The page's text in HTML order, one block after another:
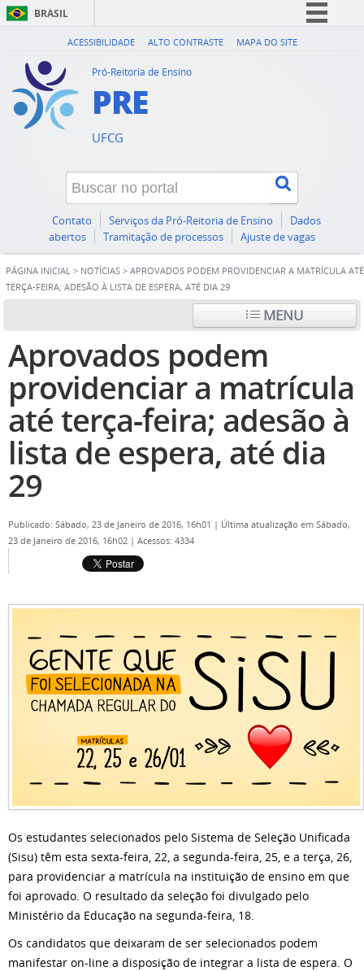
BRASIL
Simplifique!
Canais
ACESSIBILIDADE ALTO CONTRASTE MAPA DO SITE
Pró-Reitoria de Ensino
PRE
UFCG
Contato Serviços da Pró-Reitoria de Ensino
Dados
abertos
Tramitação de processos Ajuste de vagas
PÁGINA INICIAL > NOTÍCIAS > APROVADOS PODEM PROVIDENCIAR A MATRÍCULA ATÉ
TERÇA-FEIRA; ADESÃO À LISTA DE ESPERA, ATÉ DIA 29
MENU
Aprovados podem
providenciar a matrícula
até terça-feira; adesão à
lista de espera, até dia
29
Publicado: Sábado, 23 de Janeiro de 2016, 16h01 | Última atualização em Sábado,
23 de Janeiro de 2016, 16h02 | Acessos: 4334
Os estudantes selecionados pelo Sistema de Seleção Unificada
(Sisu) têm esta sexta-feira, 22, a segunda-feira, 25, e a terça, 26,
para providenciar a matrícula na instituição de ensino em que
foi aprovado. O resultado da seleção foi divulgado pelo
Ministério da Educação na segunda-feira, 18.
Os candidatos que deixaram de ser selecionados podem
manifestar on-line a disposição de integrar a lista de espera. O